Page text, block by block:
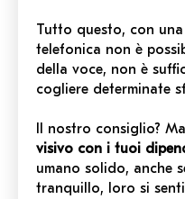
Tutto questo, con una
telefonica non è
della voce, non è
cogliere determinate
Il nostro consiglio?
visivo con i tuoi
umano solido, anche
tranquillo, loro si